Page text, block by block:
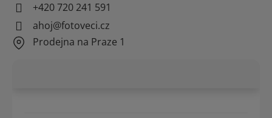
+420 720 241 591
ahoj@fotoveci.cz
Prodejna na Praze 1